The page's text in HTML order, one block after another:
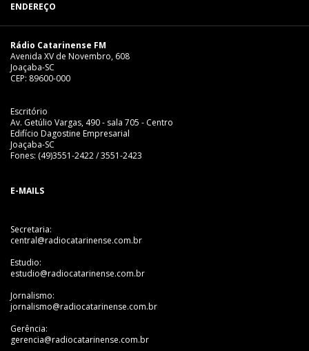
ENDEREÇO
Rádio Catarinense FM
Avenida XV de Novembro, 608
Joaçaba-SC
CEP: 89600-000
Escritório
Av. Getúlio Vargas, 490 - sala 705 - Centro
Edifício Dagostine Empresarial
Joaçaba-SC
Fones: (49)3551-2422 / 3551-2423
E-MAILS
Secretaria:
central@radiocatarinense.com.br
Estudio:
estudio@radiocatarinense.com.br
Jornalismo:
jornalismo@radiocatarinense.com.br
Gerência:
gerencia@radiocatarinense.com.br